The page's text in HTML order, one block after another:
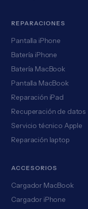
REPARACIONES
Pantalla iPhone
Batería iPhone
Batería MacBook
Pantalla MacBook
Reparación iPad
Recuperación de datos
Servicio técnico Apple
Reparación laptop
ACCESORIOS
Cargador MacBook
Cargador iPhone